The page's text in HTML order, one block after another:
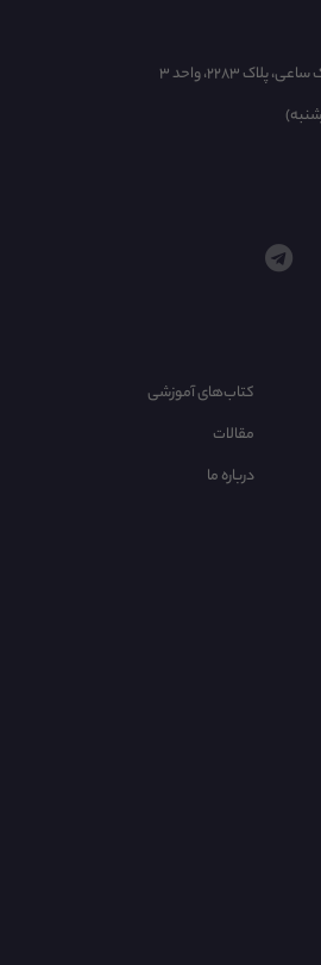
2283، واحد 3
کتاب‌های آموزشی
مقالات
درباره ما